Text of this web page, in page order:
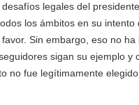
desafíos legales del
los ámbitos en su intento
Sin embargo, eso no
sigan su ejemplo y
no fue legítimamente elegido.